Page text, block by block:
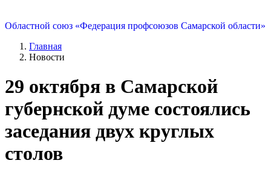
Областной союз «Федерация профсоюзов Самарской области»
Главная
Новости
29 октября в Самарской
губернской думе состоялись
заседания двух круглых
столов